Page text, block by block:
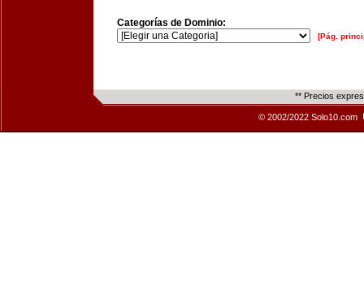
Categorías de Dominio:
[Pág.
** Precios
© 2002/2022 Solo10.com